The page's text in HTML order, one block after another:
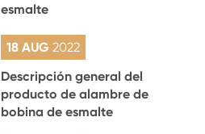
esmalte
18 AUG 2022
Descripción general del
producto de alambre de
bobina de esmalte